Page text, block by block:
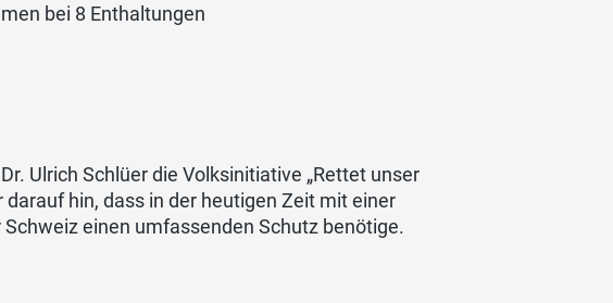
bei 8 Enthaltungen
Ulrich Schlüer die Volksinitiative „Rettet unser
hin, dass in der heutigen Zeit mit einer
einen umfassenden Schutz benötige.